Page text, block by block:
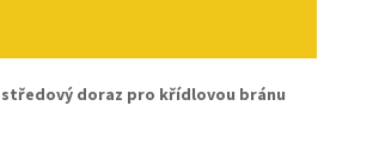
doraz pro křídlovou bránu